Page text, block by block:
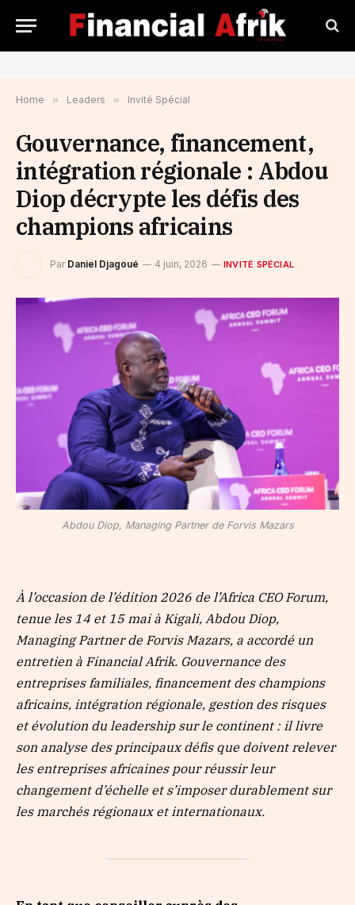
Home » Leaders » Invité Spécial
Gouvernance, financement,
intégration régionale : Abdou
Diop décrypte les défis des
champions africains
Par Daniel Djagoué 4 juin, 2026 INVITÉ SPÉCIAL
Abdou Diop, Managing Partner de Forvis Mazars
À l’occasion de l’édition 2026 de l’Africa CEO Forum,
tenue les 14 et 15 mai à Kigali, Abdou Diop,
Managing Partner de Forvis Mazars, a accordé un
entretien à Financial Afrik. Gouvernance des
entreprises familiales, financement des champions
africains, intégration régionale, gestion des risques
et évolution du leadership sur le continent : il livre
son analyse des principaux défis que doivent relever
les entreprises africaines pour réussir leur
changement d’échelle et s’imposer durablement sur
les marchés régionaux et internationaux.